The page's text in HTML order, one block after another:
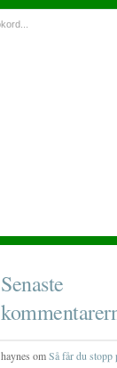
Senaste
haynes omSå får du stopp